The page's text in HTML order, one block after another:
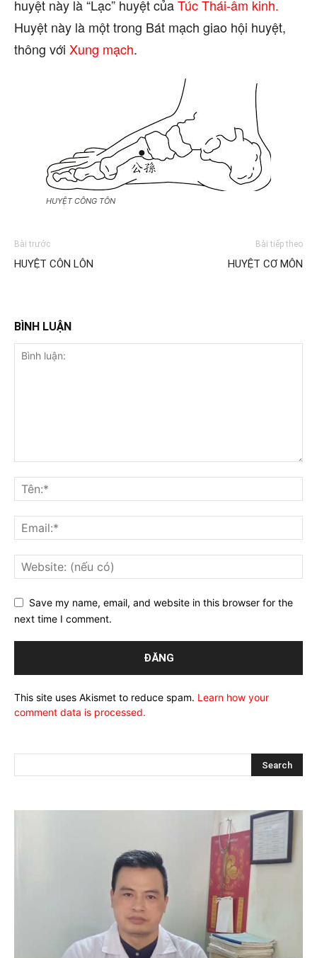
huyệt này là “Lạc” huyệt củaTúc Thái-âm kinh.
Huyệt này là một trong Bát mạch giao hội huyệt,
thông với Xung mạch.
HUYỆT CÔNG TÔN
Bài trước
HUYỆT CÔN LÔN
Bài tiếp theo
HUYỆT CƠ MÔN
BÌNH LUẬN
Save my name, email, and website in this browser for the
next time I comment.
This site uses Akismet to reduce spam. Learn how your
comment data is processed.